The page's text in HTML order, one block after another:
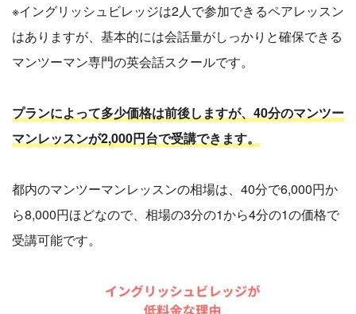
※イングリッシュビレッジは2人で参加できるペアレッスン
はありますが、基本的には会話量がしっかりと確保できる
マンツーマン専門の英会話スクールです。
プランによって多少価格は前後しますが、40分のマンツー
マンレッスンが2,000円台で受講できます。
都内のマンツーマンレッスンの相場は、40分で6,000円か
ら8,000円ほどなので、相場の3分の1から4分の1の価格で
受講可能です。